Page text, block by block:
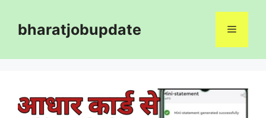
contentbharatjobupdate Menu